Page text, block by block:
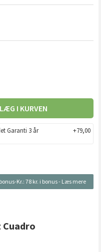
LÆG I KURVEN
Garanti 3 år +79,00
Kr.:78 kr. i bonus- Læs mere